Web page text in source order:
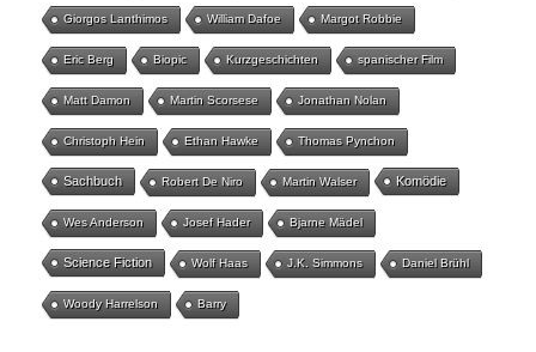
Giorgos Lanthimos William Dafoe Margot Robbie
Eric Berg Biopic Kurzgeschichten spanischer Film
Matt Damon Martin Scorsese Jonathan Nolan
Christoph Hein Ethan Hawke Thomas Pynchon
Sachbuch Robert De Niro Martin Walser Komödie
Wes Anderson Josef Hader Bjarne Mädel
Science Fiction Wolf Haas J.K. Simmons Daniel Brühl
Woody Harrelson Barry